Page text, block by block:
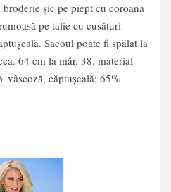
şic pe piept cu coroana
pe talie cu cusături
Sacoul poate fi spălat la
64 cm la măr. 38. material
vâscoză, căptuşeală: 65%